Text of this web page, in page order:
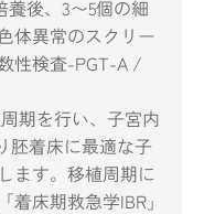
後、3〜5個の細
体異常のスクリー
性検査-PGT-A /
期を行い、子宮内
胚着床に最適な子
ます。移植周期に
床期救急学IBR」